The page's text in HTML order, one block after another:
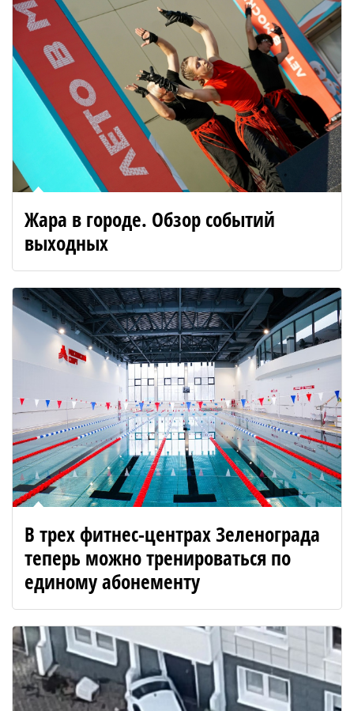
Жара в городе. Обзор событий
выходных
В трех фитнес-центрах Зеленограда
теперь можно тренироваться по
единому абонементу